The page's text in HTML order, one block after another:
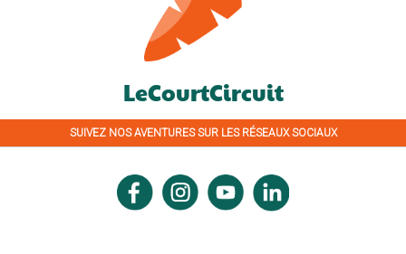
LeCourtCircuit
SUIVEZ NOS AVENTURES SUR LES RÉSEAUX SOCIAUX